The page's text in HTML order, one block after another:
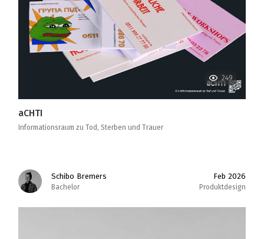
249
aCHTI
Informationsraum zu Tod, Sterben und Trauer
Schibo Bremers
Bachelor
Feb 2026
Produktdesign